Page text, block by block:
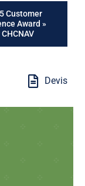
Customer
Award »
Devis